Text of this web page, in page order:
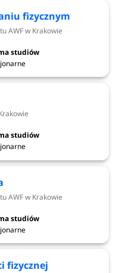
w Krakowie (obecnie
Kultury Fizycznej) to
w Polsce.
ćwiczeniach
i zimowe,
w realnych
sportową,
oraz uczestniczyć w
uprawnień
takich jak instruktor
fizycznym
AWF w Krakowie
AWF w Krakowie
fizycznej